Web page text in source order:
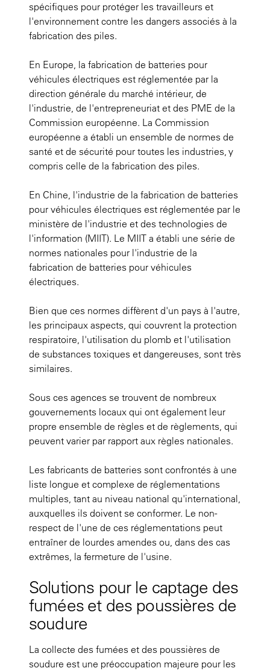
spécifiques pour protéger les travailleurs et
l'environnement contre les dangers associés à la
fabrication des piles.
En Europe, la fabrication de batteries pour
véhicules électriques est réglementée par la
direction générale du marché intérieur, de
l'industrie, de l'entrepreneuriat et des PME de la
Commission européenne. La Commission
européenne a établi un ensemble de normes de
santé et de sécurité pour toutes les industries, y
compris celle de la fabrication des piles.
En Chine, l'industrie de la fabrication de batteries
pour véhicules électriques est réglementée par le
ministère de l'industrie et des technologies de
l'information (MIIT). Le MIIT a établi une série de
normes nationales pour l'industrie de la
fabrication de batteries pour véhicules
électriques.
Bien que ces normes diffèrent d'un pays à l'autre,
les principaux aspects, qui couvrent la protection
respiratoire, l'utilisation du plomb et l'utilisation
de substances toxiques et dangereuses, sont très
similaires.
Sous ces agences se trouvent de nombreux
gouvernements locaux qui ont également leur
propre ensemble de règles et de règlements, qui
peuvent varier par rapport aux règles nationales.
Les fabricants de batteries sont confrontés à une
liste longue et complexe de réglementations
multiples, tant au niveau national qu'international,
auxquelles ils doivent se conformer. Le non-
respect de l'une de ces réglementations peut
entraîner de lourdes amendes ou, dans des cas
extrêmes, la fermeture de l'usine.
Solutions pour le captage des
fumées et des poussières de
soudure
La collecte des fumées et des poussières de
soudure est une préoccupation majeure pour les